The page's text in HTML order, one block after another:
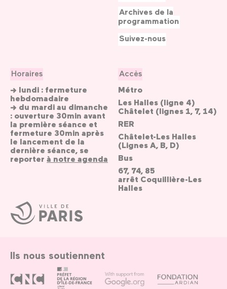
Ville
de
Paris
Horaires
→ lundi : fermeture
hebdomadaire
→ du mardi au dimanche
: ouverture 30min avant
la première séance et
fermeture 30min après
le lancement de la
dernière séance, se
reporter à notre agenda
Accès
Métro
Les Halles (ligne 4)
Châtelet (lignes 1, 7, 14)
RER
Châtelet-Les Halles
(Lignes A, B, D)
Bus
67, 74, 85
arrêt Coquillière-Les
Halles
Archives de la
programmation
Suivez-nous
Ils nous soutiennent